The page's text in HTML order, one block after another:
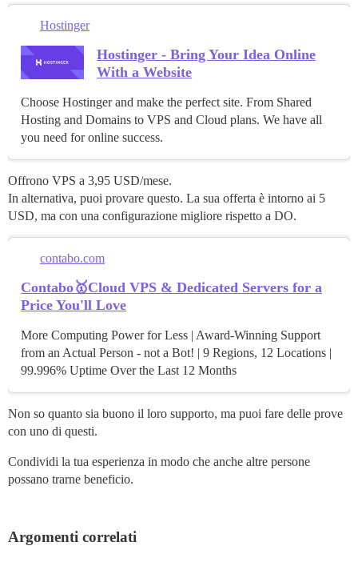
Hostinger
Hostinger - Bring Your Idea Online
With a Website
Choose Hostinger and make the perfect site. From Shared
Hosting and Domains to VPS and Cloud plans. We have all
you need for online success.
Offrono VPS a 3,95 USD/mese.
In alternativa, puoi provare questo. La sua offerta è intorno ai 5
USD, ma con una configurazione migliore rispetto a DO.
contabo.com
Contabo🥇Cloud VPS & Dedicated Servers for a
Price You'll Love
More Computing Power for Less | Award-Winning Support
from an Actual Person - not a Bot! | 9 Regions, 12 Locations |
99.996% Uptime Over the Last 12 Months
Non so quanto sia buono il loro supporto, ma puoi fare delle prove
con uno di questi.
Condividi la tua esperienza in modo che anche altre persone
possano trarne beneficio.
Argomenti correlati